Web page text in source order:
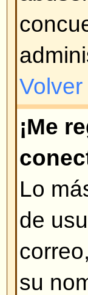
Si está
posible
Volver
¡Mi
Ésto se
nadie
(miles
la